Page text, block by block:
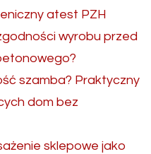
atest PZH
wyrobu przed
szamba? Praktyczny
dom bez
sklepowe jako